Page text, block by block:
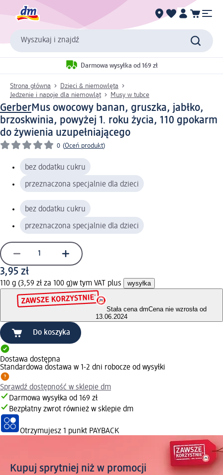
Wyszukaj i znajdź
Darmowa wysyłka od 169 zł
Strona główna
Dzieci & niemowlęta
Jedzenie i napoje dla niemowląt
Musy w tubce
GerberMus owocowy banan, gruszka, jabłko,
brzoskwinia, powyżej 1. roku życia, 110 gpokarm
do żywienia uzupełniającego
0 (Oceń produkt)
bez dodatku cukru
przeznaczona specjalnie dla dzieci
bez dodatku cukru
przeznaczona specjalnie dla dzieci
3,95 zł
110 g (3,59 zł za 100 g)w tym VAT plus wysyłka
Stała cena dmCena nie wzrosła od
13.06.2024
Do koszyka
Dostawa dostępna
Standardowa dostawa w 1-2 dni robocze od wysyłki
Sprawdź dostępność w sklepie dm
Darmowa wysyłka od 169 zł
Bezpłatny zwrot również w sklepie dm
Otrzymujesz 1 punkt PAYBACK
Kupuj sprytniej niż w promocji